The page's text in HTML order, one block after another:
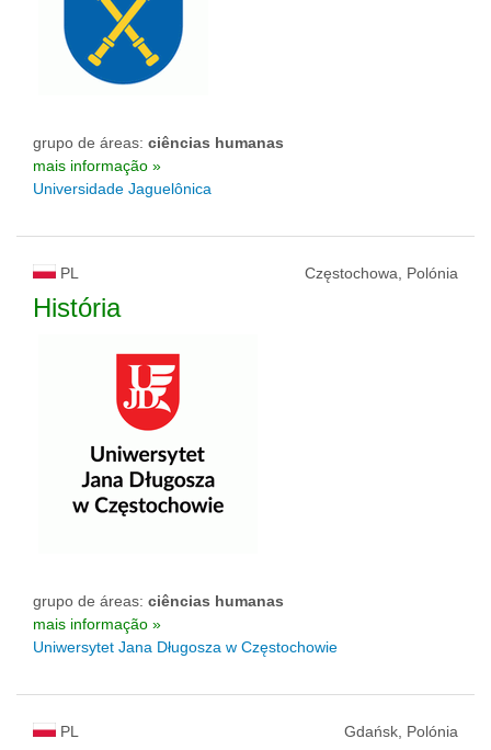
grupo de áreas: ciências humanas
mais informação »
Universidade Jaguelônica
PL Częstochowa, Polónia
História
grupo de áreas: ciências humanas
mais informação »
Uniwersytet Jana Długosza w Częstochowie
PL Gdańsk, Polónia